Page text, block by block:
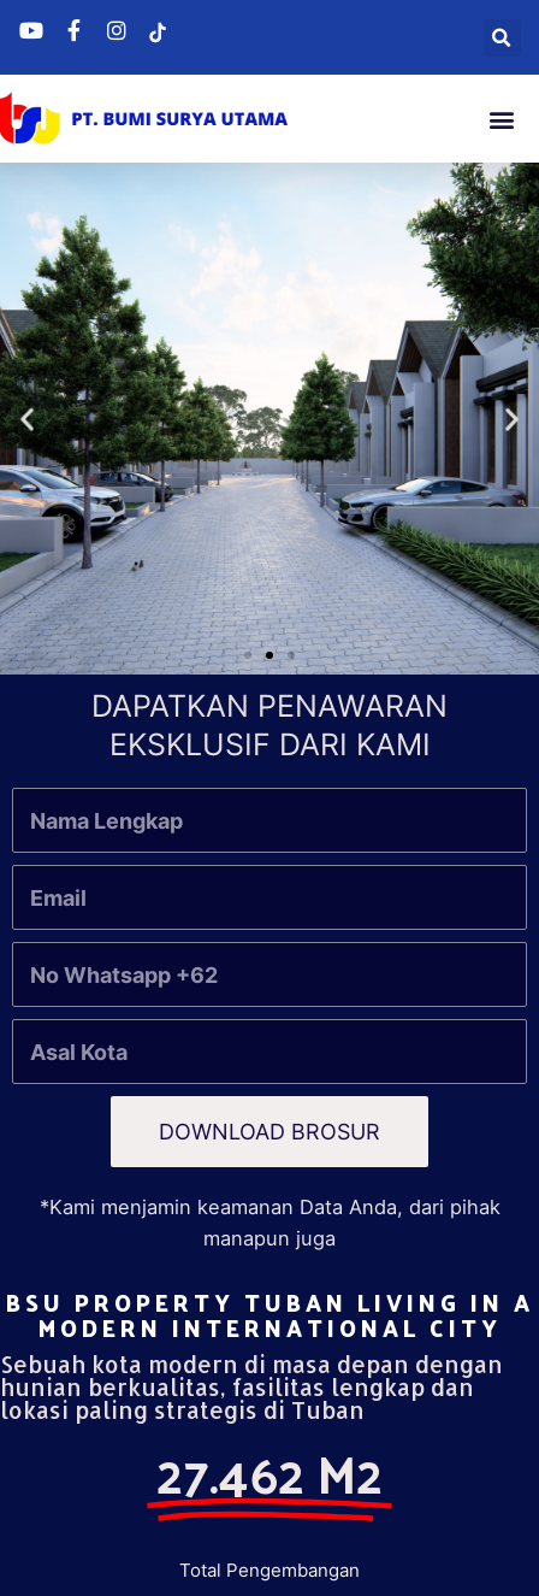
DAPATKAN PENAWARAN
EKSKLUSIF DARI KAMI
DOWNLOAD BROSUR
*Kami menjamin keamanan Data Anda, dari pihak
manapun juga
BSU PROPERTY TUBAN LIVING IN A
MODERN INTERNATIONAL CITY​
Sebuah kota modern di masa depan dengan
hunian berkualitas, fasilitas lengkap dan
lokasi paling strategis di Tuban
27.462 M2
Total Pengembangan